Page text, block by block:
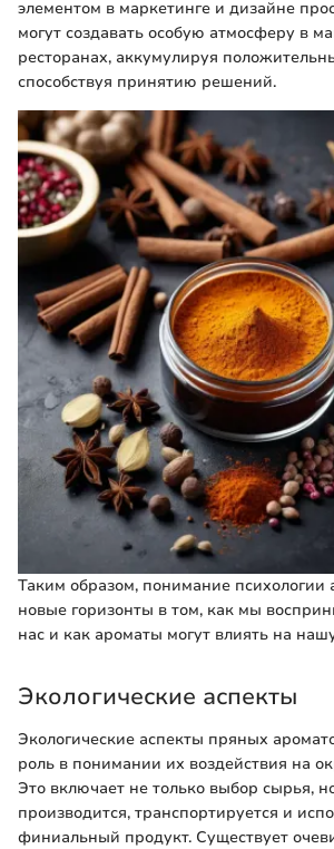
элементом в маркетинге и дизайне
могут создавать особую атмосферу в
ресторанах, аккумулируя
способствуя принятию решений.
Таким образом, понимание психологии
новые горизонты в том, как мы
нас и как ароматы могут влиять на
Экологические аспекты
Экологические аспекты пряных
роль в понимании их воздействия на
Это включает не только выбор сырья,
производится, транспортируется и
финиальный продукт. Существует